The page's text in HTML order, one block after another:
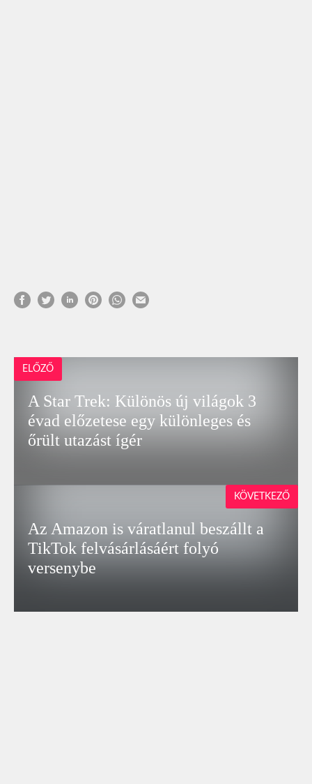
ELŐZŐ
A Star Trek: Különös új világok 3
évad előzetese egy különleges és
őrült utazást ígér
Az Amazon is váratlanul beszállt a
TikTok felvásárlásáért folyó
versenybe
KÖVETKEZŐ